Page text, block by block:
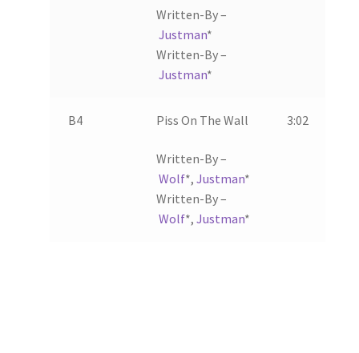
Written-By –
Justman*
Written-By –
Justman*
B4 Piss On The Wall
Written-By –
Wolf*, Justman*
Written-By –
Wolf*, Justman*
3:02